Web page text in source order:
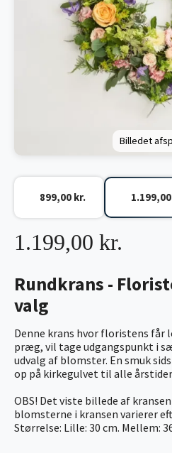
Billedet
Rundkrans -
valg
Denne krans hvor floristens
præg, vil tage udgangspunkt i
udvalg af blomster. En smuk
op på kirkegulvet til alle
OBS! Det viste billede af
blomsterne i kransen varierer
Størrelse: Lille: 30 cm. Mellem:
1.199,00 kr.
899,00 kr.